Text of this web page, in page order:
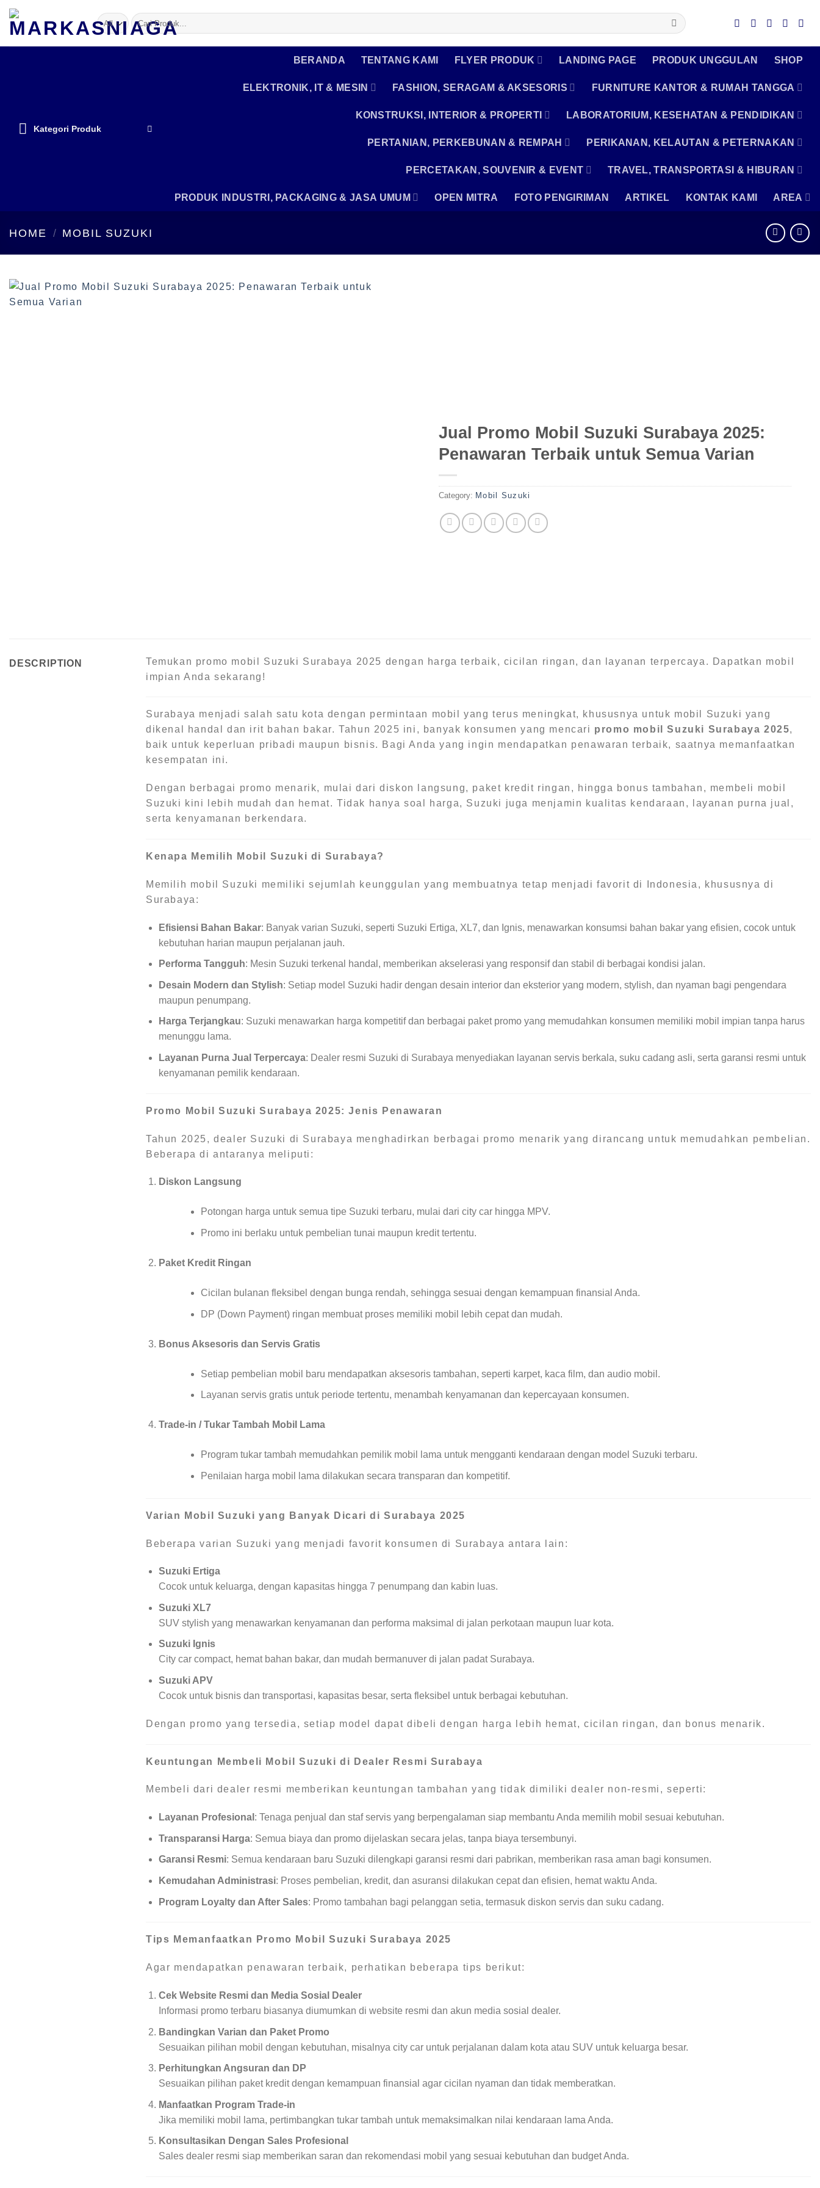
Skip
content
Search
for:
Kategori Produk
BERANDA TENTANG KAMI FLYER PRODUK LANDING PAGE PRODUK UNGGULAN SHOP
ELEKTRONIK, IT & MESIN FASHION, SERAGAM & AKSESORIS FURNITURE KANTOR & RUMAH TANGGA
KONSTRUKSI, INTERIOR & PROPERTI LABORATORIUM, KESEHATAN & PENDIDIKAN
PERTANIAN, PERKEBUNAN & REMPAH PERIKANAN, KELAUTAN & PETERNAKAN
PERCETAKAN, SOUVENIR & EVENT TRAVEL, TRANSPORTASI & HIBURAN
PRODUK INDUSTRI, PACKAGING & JASA UMUM OPEN MITRA FOTO PENGIRIMAN ARTIKEL KONTAK KAMI AREA
HOME / MOBIL SUZUKI
Jual Promo Mobil Suzuki Surabaya 2025:
Penawaran Terbaik untuk Semua Varian
Category: Mobil Suzuki
DESCRIPTION
Temukan promo mobil Suzuki Surabaya 2025 dengan harga terbaik, cicilan ringan, dan layanan terpercaya. Dapatkan mobil
impian Anda sekarang!
Surabaya menjadi salah satu kota dengan permintaan mobil yang terus meningkat, khususnya untuk mobil Suzuki yang
dikenal handal dan irit bahan bakar. Tahun 2025 ini, banyak konsumen yang mencari promo mobil Suzuki Surabaya 2025,
baik untuk keperluan pribadi maupun bisnis. Bagi Anda yang ingin mendapatkan penawaran terbaik, saatnya memanfaatkan
kesempatan ini.
Dengan berbagai promo menarik, mulai dari diskon langsung, paket kredit ringan, hingga bonus tambahan, membeli mobil
Suzuki kini lebih mudah dan hemat. Tidak hanya soal harga, Suzuki juga menjamin kualitas kendaraan, layanan purna jual,
serta kenyamanan berkendara.
Kenapa Memilih Mobil Suzuki di Surabaya?
Memilih mobil Suzuki memiliki sejumlah keunggulan yang membuatnya tetap menjadi favorit di Indonesia, khususnya di
Surabaya:
Efisiensi Bahan Bakar: Banyak varian Suzuki, seperti Suzuki Ertiga, XL7, dan Ignis, menawarkan konsumsi bahan bakar yang efisien, cocok untuk
kebutuhan harian maupun perjalanan jauh.
Performa Tangguh: Mesin Suzuki terkenal handal, memberikan akselerasi yang responsif dan stabil di berbagai kondisi jalan.
Desain Modern dan Stylish: Setiap model Suzuki hadir dengan desain interior dan eksterior yang modern, stylish, dan nyaman bagi pengendara
maupun penumpang.
Harga Terjangkau: Suzuki menawarkan harga kompetitif dan berbagai paket promo yang memudahkan konsumen memiliki mobil impian tanpa harus
menunggu lama.
Layanan Purna Jual Terpercaya: Dealer resmi Suzuki di Surabaya menyediakan layanan servis berkala, suku cadang asli, serta garansi resmi untuk
kenyamanan pemilik kendaraan.
Promo Mobil Suzuki Surabaya 2025: Jenis Penawaran
Tahun 2025, dealer Suzuki di Surabaya menghadirkan berbagai promo menarik yang dirancang untuk memudahkan pembelian.
Beberapa di antaranya meliputi:
Diskon Langsung
Potongan harga untuk semua tipe Suzuki terbaru, mulai dari city car hingga MPV.
Promo ini berlaku untuk pembelian tunai maupun kredit tertentu.
Paket Kredit Ringan
Cicilan bulanan fleksibel dengan bunga rendah, sehingga sesuai dengan kemampuan finansial Anda.
DP (Down Payment) ringan membuat proses memiliki mobil lebih cepat dan mudah.
Bonus Aksesoris dan Servis Gratis
Setiap pembelian mobil baru mendapatkan aksesoris tambahan, seperti karpet, kaca film, dan audio mobil.
Layanan servis gratis untuk periode tertentu, menambah kenyamanan dan kepercayaan konsumen.
Trade-in / Tukar Tambah Mobil Lama
Program tukar tambah memudahkan pemilik mobil lama untuk mengganti kendaraan dengan model Suzuki terbaru.
Penilaian harga mobil lama dilakukan secara transparan dan kompetitif.
Varian Mobil Suzuki yang Banyak Dicari di Surabaya 2025
Beberapa varian Suzuki yang menjadi favorit konsumen di Surabaya antara lain:
Suzuki Ertiga
Cocok untuk keluarga, dengan kapasitas hingga 7 penumpang dan kabin luas.
Suzuki XL7
SUV stylish yang menawarkan kenyamanan dan performa maksimal di jalan perkotaan maupun luar kota.
Suzuki Ignis
City car compact, hemat bahan bakar, dan mudah bermanuver di jalan padat Surabaya.
Suzuki APV
Cocok untuk bisnis dan transportasi, kapasitas besar, serta fleksibel untuk berbagai kebutuhan.
Dengan promo yang tersedia, setiap model dapat dibeli dengan harga lebih hemat, cicilan ringan, dan bonus menarik.
Keuntungan Membeli Mobil Suzuki di Dealer Resmi Surabaya
Membeli dari dealer resmi memberikan keuntungan tambahan yang tidak dimiliki dealer non-resmi, seperti:
Layanan Profesional : Tenaga penjual dan staf servis yang berpengalaman siap membantu Anda memilih mobil sesuai kebutuhan.
Transparansi Harga: Semua biaya dan promo dijelaskan secara jelas, tanpa biaya tersembunyi.
Garansi Resmi: Semua kendaraan baru Suzuki dilengkapi garansi resmi dari pabrikan, memberikan rasa aman bagi konsumen.
Kemudahan Administrasi: Proses pembelian, kredit, dan asuransi dilakukan cepat dan efisien, hemat waktu Anda.
Program Loyalty dan After Sales: Promo tambahan bagi pelanggan setia, termasuk diskon servis dan suku cadang.
Tips Memanfaatkan Promo Mobil Suzuki Surabaya 2025
Agar mendapatkan penawaran terbaik, perhatikan beberapa tips berikut:
Cek Website Resmi dan Media Sosial Dealer
Informasi promo terbaru biasanya diumumkan di website resmi dan akun media sosial dealer.
Bandingkan Varian dan Paket Promo
Sesuaikan pilihan mobil dengan kebutuhan, misalnya city car untuk perjalanan dalam kota atau SUV untuk keluarga besar.
Perhitungkan Angsuran dan DP
Sesuaikan pilihan paket kredit dengan kemampuan finansial agar cicilan nyaman dan tidak memberatkan.
Manfaatkan Program Trade-in
Jika memiliki mobil lama, pertimbangkan tukar tambah untuk memaksimalkan nilai kendaraan lama Anda.
Konsultasikan Dengan Sales Profesional
Sales dealer resmi siap memberikan saran dan rekomendasi mobil yang sesuai kebutuhan dan budget Anda.